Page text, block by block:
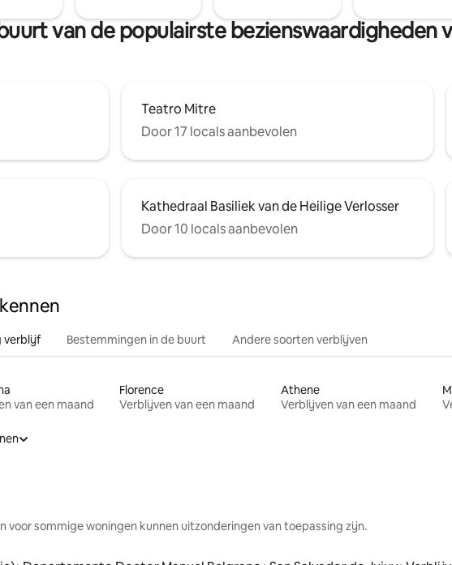
van de populairste bezienswaardigheden
Teatro Mitre
Door 17 locals aanbevolen
Kathedraal Basiliek van de Heilige Verlosser
Door 10 locals aanbevolen
verblijf Bestemmingen in de buurt Andere soorten verblijven
van een maand
Florence
Verblijven van een maand
Athene
Verblijven van een maand
voor sommige woningen kunnen uitzonderingen van toepassing zijn.